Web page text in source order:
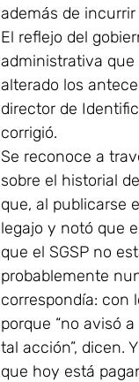
además de
El reflejo del
administrativa que
alterado los
director de
corrigió.
Se reconoce a
sobre el historial
que, al publicarse
legajo y notó que
que el SGSP no
probablemente
correspondía: con
porque “no avisó
tal acción”, dicen.
que hoy está